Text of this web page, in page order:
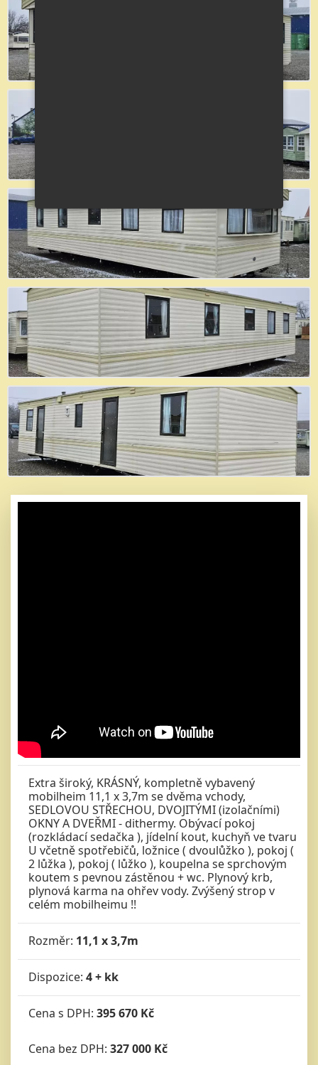
Extra široký, KRÁSNÝ, kompletně vybavený
mobilheim 11,1 x 3,7m se dvěma vchody,
SEDLOVOU STŘECHOU, DVOJITÝMI (izolačními)
OKNY A DVEŘMI - dithermy. Obývací pokoj
(rozkládací sedačka ), jídelní kout, kuchyň ve tvaru
U včetně spotřebičů, ložnice ( dvoulůžko ), pokoj (
2 lůžka ), pokoj ( lůžko ), koupelna se sprchovým
koutem s pevnou zástěnou + wc. Plynový krb,
plynová karma na ohřev vody. Zvýšený strop v
celém mobilheimu !!
Rozměr: 11,1 x 3,7m
Dispozice: 4 + kk
Cena s DPH: 395 670 Kč
Cena bez DPH: 327 000 Kč